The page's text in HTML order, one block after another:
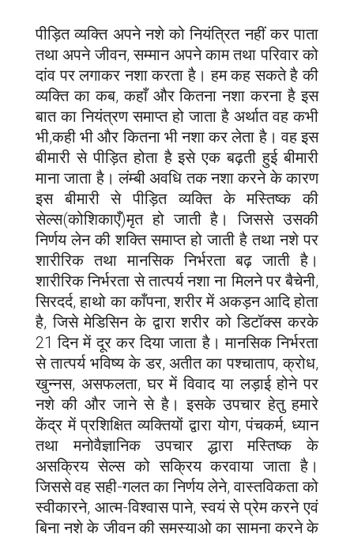
पीड़ित व्यक्ति अपने नशे को नियंत्रित नहीं कर पाता
तथा अपने जीवन, सम्मान अपने काम तथा परिवार को
दांव पर लगाकर नशा करता है। हम कह सकते है की
व्यक्ति का कब, कहाँ और कितना नशा करना है इस
बात का नियंत्रण समाप्त हो जाता है अर्थात वह कभी
भी,कही भी और कितना भी नशा कर लेता है। वह इस
बीमारी से पीड़ित होता है इसे एक बढ़ती हुई बीमारी
माना जाता है। लंम्बी अवधि तक नशा करने के कारण
इस बीमारी से पीड़ित व्यक्ति के मस्तिष्क की
सेल्स(कोशिकाएँ)मृत हो जाती है। जिससे उसकी
निर्णय लेन की शक्ति समाप्त हो जाती है तथा नशे पर
शारीरिक तथा मानसिक निर्भरता बढ़ जाती है।
शारीरिक निर्भरता से तात्पर्य नशा ना मिलने पर बैचेनी,
सिरदर्द, हाथो का काँपना, शरीर में अकड़न आदि होता
है, जिसे मेडिसिन के द्वारा शरीर को डिटॉक्स करके
21 दिन में दूर कर दिया जाता है। मानसिक निर्भरता
से तात्पर्य भविष्य के डर, अतीत का पश्चाताप, क्रोध,
खुन्नस, असफलता, घर में विवाद या लड़ाई होने पर
नशे की और जाने से है। इसके उपचार हेतु हमारे
केंद्र में प्रशिक्षित व्यक्तियों द्वारा योग, पंचकर्म, ध्यान
तथा मनोवैज्ञानिक उपचार द्धारा मस्तिष्क के
असक्रिय सेल्स को सक्रिय करवाया जाता है।
जिससे वह सही-गलत का निर्णय लेने, वास्तविकता को
स्वीकारने, आत्म-विश्वास पाने, स्वयं से प्रेम करने एवं
बिना नशे के जीवन की समस्याओ का सामना करने के